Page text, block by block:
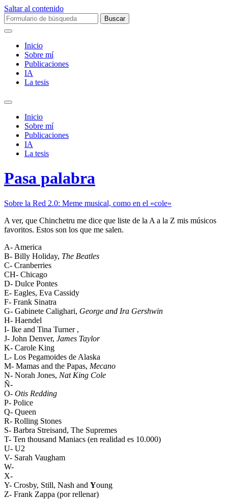
Saltar al contenido
Buscar:
Inicio
Sobre mí­
Publicaciones
IA
La tesis
Alternar
campo
búsqueda
Inicio
Sobre mí­
Publicaciones
IA
La tesis
Pasa palabra
Sobre la Red 2.0: Meme musical, como en el «cole»
A ver, que Chinchetru me dice que liste de la A a la Z mis músicos
favoritos. Estos son los que me salen.
A- America
B- Billy Holiday, The Beatles
C- Cranberries
CH- Chicago
D- Dulce Pontes
E- Eagles, Eva Cassidy
F- Frank Sinatra
G- Gabinete Calighari, George and Ira Gershwin
H- Haendel
I- Ike and Tina Turner ,
J- John Denver, James Taylor
K- Carole King
L- Los Pegamoides de Alaska
M- Mamas and the Papas, Mecano
N- Norah Jones, Nat King Cole
Ñ-
O- Otis Redding
P- Police
Q- Queen
R- Rolling Stones
S- Barbra Streisand, The Supremes
T- Ten thousand Maniacs (en realidad es 10.000)
U- U2
V- Sarah Vaugham
W-
X-
Y- Crosby, Still, Nash and Young
Z- Frank Zappa (por rellenar)